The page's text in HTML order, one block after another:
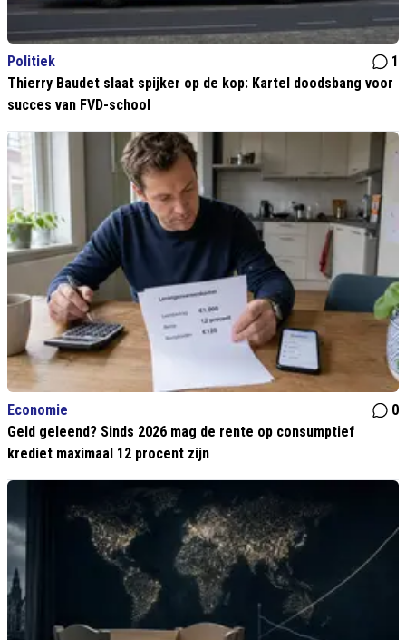
Politiek
1
Thierry Baudet slaat spijker op de kop: Kartel doodsbang voor
succes van FVD-school
Economie
0
Geld geleend? Sinds 2026 mag de rente op consumptief
krediet maximaal 12 procent zijn